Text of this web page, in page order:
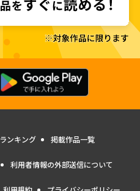
ランキング 掲載作品一覧
利用者情報の外部送信について